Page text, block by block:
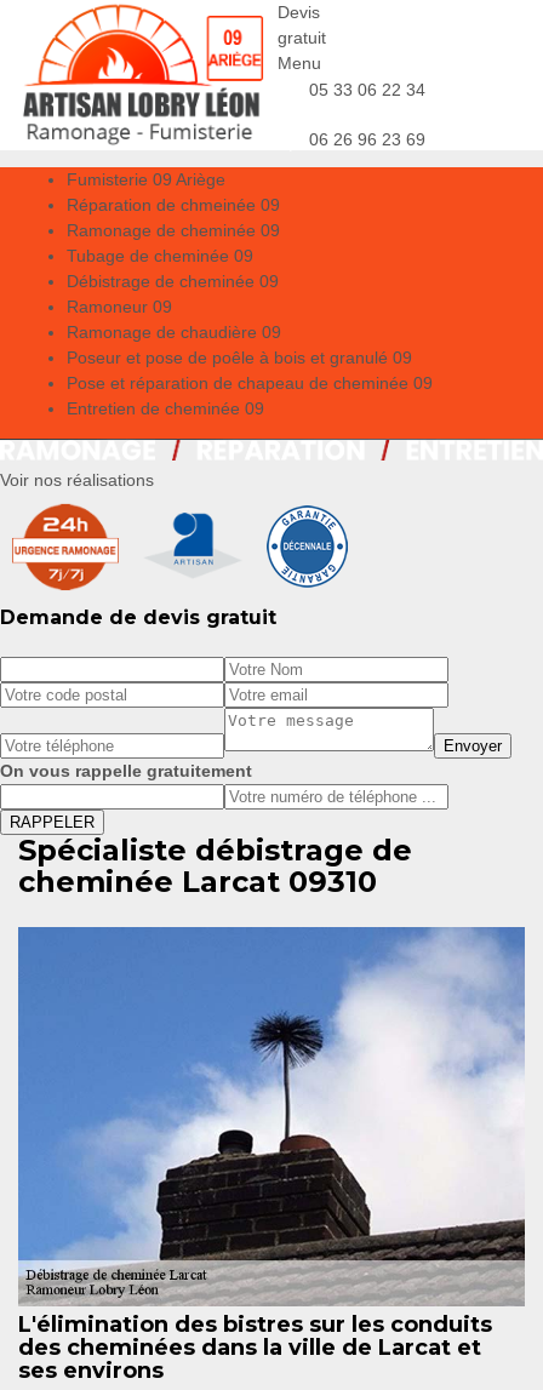
Devis
gratuit
Menu
05 33 06 22 34
06 26 96 23 69
Fumisterie 09 Ariège
Réparation de chmeinée 09
Ramonage de cheminée 09
Tubage de cheminée 09
Débistrage de cheminée 09
Ramoneur 09
Ramonage de chaudière 09
Poseur et pose de poêle à bois et granulé 09
Pose et réparation de chapeau de cheminée 09
Entretien de cheminée 09
Voir nos réalisations
Demande de devis gratuit
On vous rappelle gratuitement
Spécialiste débistrage de
cheminée Larcat 09310
L'élimination des bistres sur les conduits
des cheminées dans la ville de Larcat et
ses environs